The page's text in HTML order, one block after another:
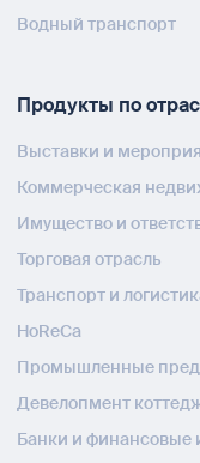
Водный транспорт
Продукты по
Выставки и
Коммерческая
Имущество и
Торговая отрасль
Транспорт и
HoReCa
Промышленные
Девелопмент
Банки и финансовые